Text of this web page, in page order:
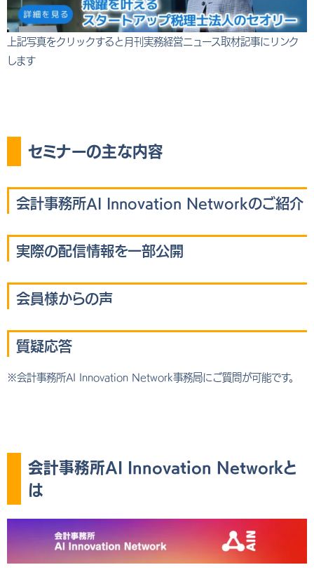
上記写真をクリックすると月刊実務経営ニュース取材記事にリンク
します
セミナーの主な内容
会計事務所AI Innovation Networkのご紹介
実際の配信情報を一部公開
会員様からの声
質疑応答
※会計事務所AI Innovation Network事務局にご質問が可能です。
会計事務所AI Innovation Networkと
は